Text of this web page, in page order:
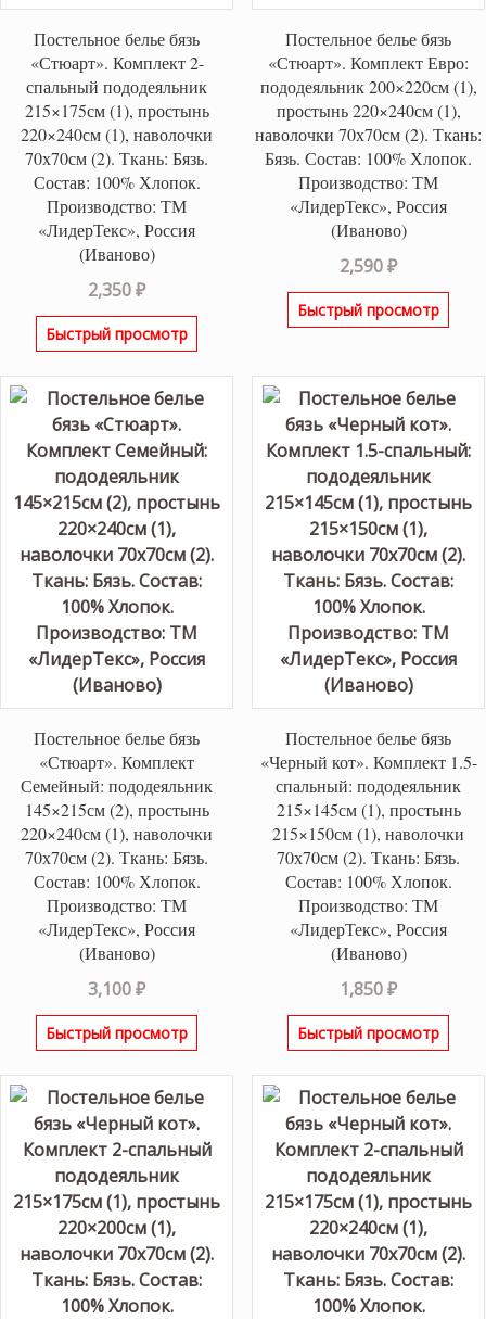
Постельное белье бязь
«Стюарт». Комплект 2-
спальный пододеяльник
215×175см (1), простынь
220×240см (1), наволочки
70х70см (2). Ткань: Бязь.
Состав: 100% Хлопок.
Производство: ТМ
«ЛидерТекс», Россия
(Иваново)
2,350₽
Быстрый просмотр
Постельное белье бязь
«Стюарт». Комплект Евро:
пододеяльник 200×220см (1),
простынь 220×240см (1),
наволочки 70х70см (2). Ткань:
Бязь. Состав: 100% Хлопок.
Производство: ТМ
«ЛидерТекс», Россия
(Иваново)
2,590₽
Быстрый просмотр
Постельное белье бязь
«Стюарт». Комплект
Семейный: пододеяльник
145×215см (2), простынь
220×240см (1), наволочки
70х70см (2). Ткань: Бязь.
Состав: 100% Хлопок.
Производство: ТМ
«ЛидерТекс», Россия
(Иваново)
3,100₽
Быстрый просмотр
Постельное белье бязь
«Черный кот». Комплект 1.5-
спальный: пододеяльник
215×145см (1), простынь
215×150см (1), наволочки
70х70см (2). Ткань: Бязь.
Состав: 100% Хлопок.
Производство: ТМ
«ЛидерТекс», Россия
(Иваново)
1,850₽
Быстрый просмотр